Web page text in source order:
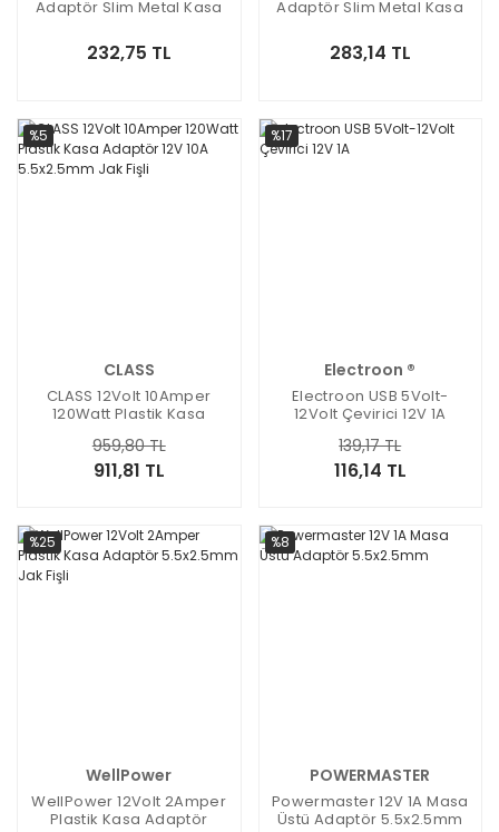
Adaptör Slim Metal Kasa
232,75 TL
Adaptör Slim Metal Kasa
283,14 TL
%5
CLASS
CLASS 12Volt 10Amper
120Watt Plastik Kasa
5.5x2.5mm Jak Fişli
911,81 TL
959,80 TL
%17
Electroon ®
Electroon USB 5Volt-
12Volt Çevirici 12V 1A
116,14 TL
139,17 TL
%25
WellPower
WellPower 12Volt 2Amper
Plastik Kasa Adaptör
%8
POWERMASTER
Powermaster 12V 1A Masa
Üstü Adaptör 5.5x2.5mm